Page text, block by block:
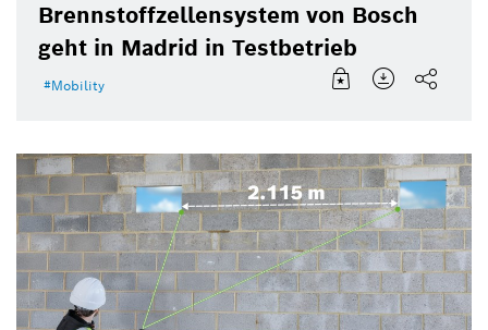
Brennstoffzellensystem von Bosch
geht in Madrid in Testbetrieb
Mobility